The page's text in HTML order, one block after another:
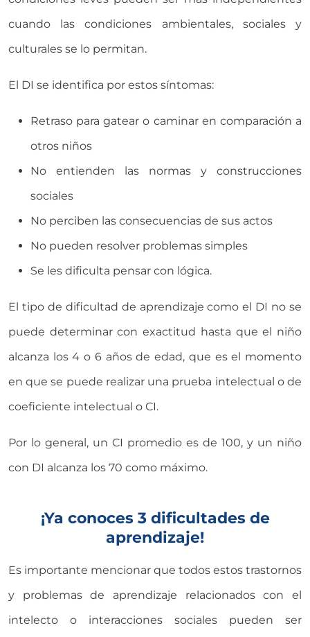
cuando las condiciones ambientales, sociales y
culturales se lo permitan.
El DI se identifica por estos síntomas:
Retraso para gatear o caminar en comparación a
otros niños
No entienden las normas y construcciones
sociales
No perciben las consecuencias de sus actos
No pueden resolver problemas simples
Se les dificulta pensar con lógica.
El tipo de dificultad de aprendizaje como el DI no se
puede determinar con exactitud hasta que el niño
alcanza los 4 o 6 años de edad, que es el momento
en que se puede realizar una prueba intelectual o de
coeficiente intelectual o CI.
Por lo general, un CI promedio es de 100, y un niño
con DI alcanza los 70 como máximo.
¡Ya conoces 3 dificultades de
aprendizaje!
Es importante mencionar que todos estos trastornos
y problemas de aprendizaje relacionados con el
intelecto o interacciones sociales pueden ser